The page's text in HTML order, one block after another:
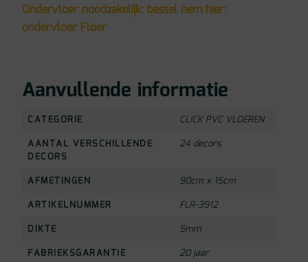
Ondervloer noodzakelijk: bestel hem hier:
ondervloer Floer
Aanvullende informatie
CATEGORIE
CLICK PVC VLOEREN
AANTAL VERSCHILLENDE
DECORS
24 decors
AFMETINGEN
90cm x 15cm
ARTIKELNUMMER
FLR-3912
DIKTE
5mm
FABRIEKSGARANTIE
20 jaar